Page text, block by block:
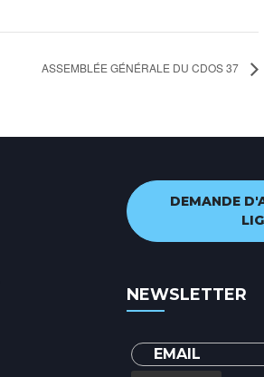
ASSEMBLÉE GÉNÉRALE DU CDOS 37
DEMANDE
NEWSLETTER